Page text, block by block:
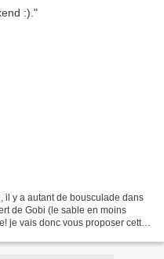
il y a autant de bousculade dans
de Gobi (le sable en moins
je vais donc vous proposer cette